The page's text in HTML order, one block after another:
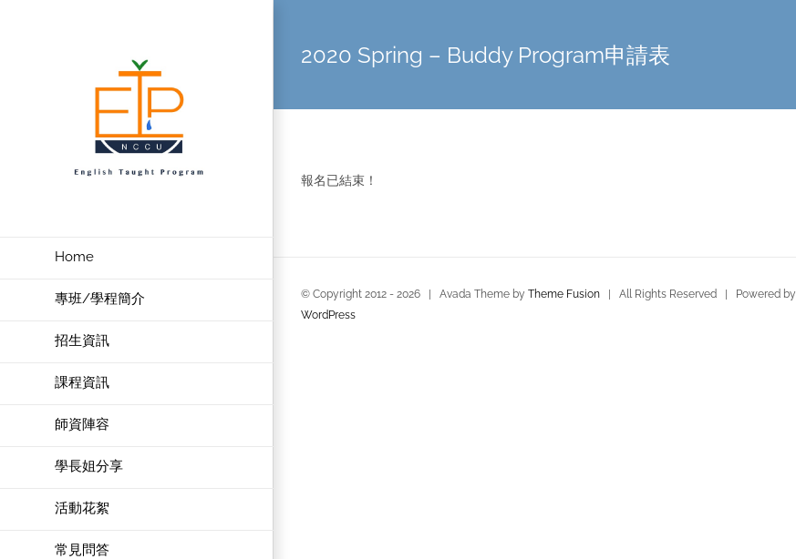
Home
專班/學程簡介
招生資訊
課程資訊
師資陣容
學長姐分享
活動花絮
常見問答
2020 Spring – Buddy Program申請表
報名已結束！
© Copyright 2012 - 2026 | Avada Theme by Theme Fusion | All Rights Reserved | Powered by
WordPress